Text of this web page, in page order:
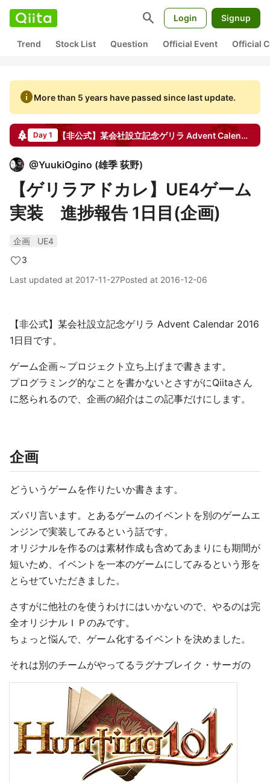
search Login Signup
Trend Stock List Question Official Event Official
infoMore than 5 years have passed since last update.
Day 1 【非公式】某会社設立記念ゲリラ Advent Calendar
@YuukiOgino (雄季 荻野)
【ゲリラアドカレ】UE4ゲーム
実装 進捗報告 1日目(企画)
企画
UE4
3
Last updated at 2017-11-27Posted at 2016-12-06
【非公式】某会社設立記念ゲリラ Advent Calendar 2016
1日目です。
ゲーム企画～プロジェクト立ち上げまで書きます。
プログラミング的なことを書かないとさすがにQiitaさん
に怒られるので、企画の紹介はこの記事だけにします。
企画
どういうゲームを作りたいか書きます。
ズバリ言います。とあるゲームのイベントを別のゲームエ
ンジンで実装してみるという話です。
オリジナルを作るのは素材作成も含めてあまりにも期間が
短いため、イベントを一本のゲームにしてみるという形を
とらせていただきました。
さすがに他社のを使うわけにはいかないので、やるのは完
全オリジナルＩＰのみです。
ちょっと悩んで、ゲーム化するイベントを決めました。
それは別のチームがやってるラグナブレイク・サーガの